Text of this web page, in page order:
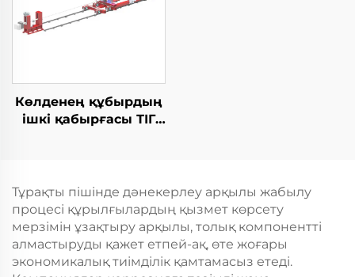
Көлденең құбырдың
ішкі қабырғасы ТІГ
Тұрақты пішінде дәнекерлеу арқылы жабылу
процесі құрылғылардың қызмет көрсету
мерзімін ұзақтыру арқылы, толық компонентті
алмастыруды қажет етпей-ақ, өте жоғары
экономикалық тиімділік қамтамасыз етеді.